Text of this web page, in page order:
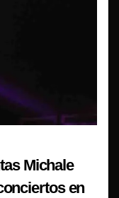
Michale
en